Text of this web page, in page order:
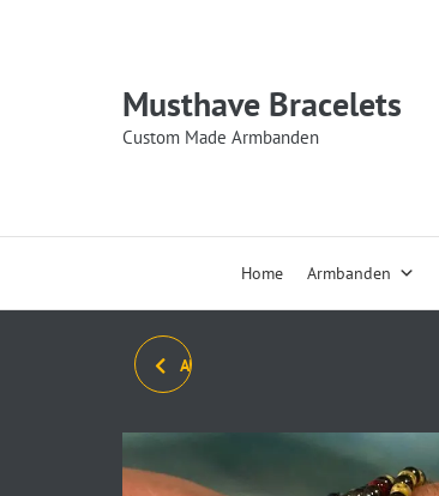
Musthave Bracelets
Custom Made Armbanden
Home Armbanden
ARMBANDENSET SWIRLES